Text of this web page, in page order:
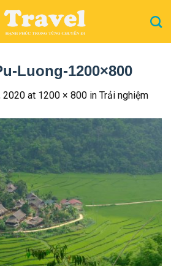
Luong-1200×800
2020 at 1200 × 800 in Trải nghiệm